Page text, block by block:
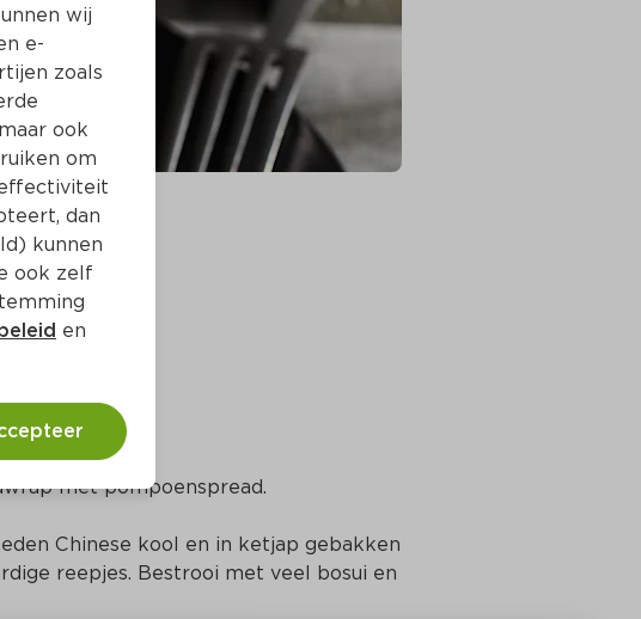
met pompoenspread.
Chinese kool en in ketjap gebakken
reepjes. Bestrooi met veel bosui en
wij
e-
zoals
ook
om
dan
kunnen
ook zelf
en